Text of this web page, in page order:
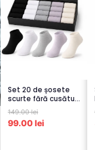
Set 20 de șosete
scurte fără cusături
pentru femei – 5...
149.00 lei
99.00 lei